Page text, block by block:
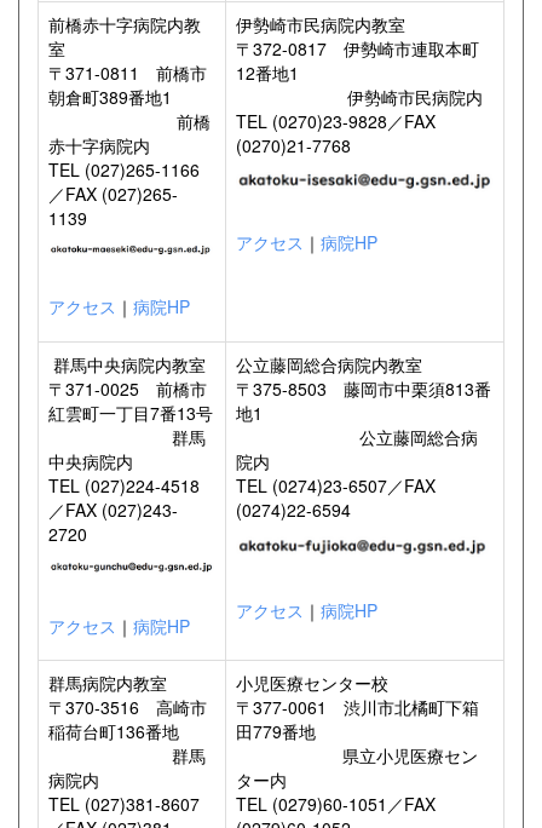
前橋赤十字病院内教
室
〒371-0811 前橋市
朝倉町389番地1
前橋
赤十字病院内
TEL (027)265-1166
／FAX (027)265-
1139
アクセス ｜ 病院HP
伊勢崎市民病院内教室
〒372-0817 伊勢崎市連取本町
12番地1
伊勢崎市民病院内
TEL (0270)23-9828／FAX
(0270)21-7768
アクセス ｜ 病院HP
群馬中央病院内教室
〒371-0025 前橋市
紅雲町一丁目7番13号
群馬
中央病院内
TEL (027)224-4518
／FAX (027)243-
2720
アクセス ｜ 病院HP
公立藤岡総合病院内教室
〒375-8503 藤岡市中栗須813番
地1
公立藤岡総合病
院内
TEL (0274)23-6507／FAX
(0274)22-6594
アクセス ｜ 病院HP
群馬病院内教室
〒370-3516 高崎市
稲荷台町136番地
群馬
病院内
TEL (027)381-8607
小児医療センター校
〒377-0061 渋川市北橘町下箱
田779番地
県立小児医療セン
ター内
TEL (0279)60-1051／FAX